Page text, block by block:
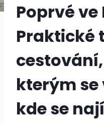
Poprvé ve
Praktické
kterým
kde se